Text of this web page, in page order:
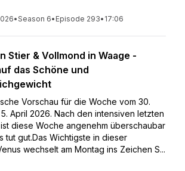
•Season 6• Episode 293• 17:06
Stier & Vollmond in Waage -
das Schöne und
Vorschau für die Woche vom 30.
April 2026. Nach den intensiven letzten
diese Woche angenehm überschaubar
tut gut.Das Wichtigste in dieser
wechselt am Montag ins Zeichen S...